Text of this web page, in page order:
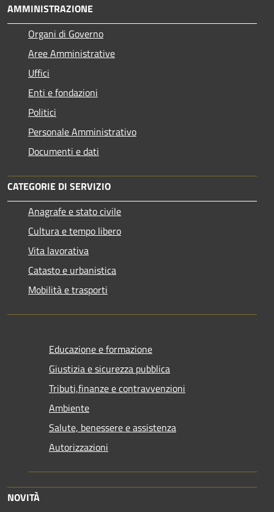
AMMINISTRAZIONE
Organi di Governo
Aree Amministrative
Uffici
Enti e fondazioni
Politici
Personale Amministrativo
Documenti e dati
CATEGORIE DI SERVIZIO
Anagrafe e stato civile
Cultura e tempo libero
Vita lavorativa
Catasto e urbanistica
Mobilità e trasporti
Educazione e formazione
Giustizia e sicurezza pubblica
Tributi,finanze e contravvenzioni
Ambiente
Salute, benessere e assistenza
Autorizzazioni
NOVITÀ